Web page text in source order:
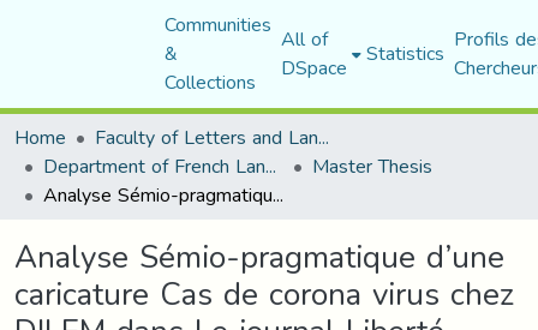
Communities
&
Collections
All of
DSpace Statistics Profils
Home
Faculty of Letters and Languages
Department of French Language and Literature Master Thesis
Analyse Sémio-pragmatique d’une caricature Cas de corona virus chez DILEM dans Le journal Liberté
Analyse Sémio-pragmatique d’une
caricature Cas de corona virus chez